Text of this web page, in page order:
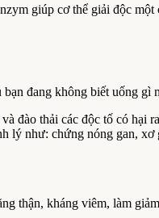
giúp cơ thể giải độc một
đang không biết uống gì
đào thải các độc tố có hại
như: chứng nóng gan,
thận, kháng viêm, làm